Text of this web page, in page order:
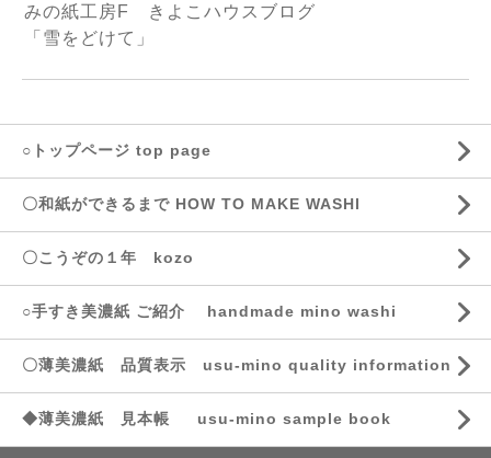
みの紙工房F きよこハウスブログ
「雪をどけて」
○トップページ top page
〇和紙ができるまで HOW TO MAKE WASHI
〇こうぞの１年 kozo
○手すき美濃紙 ご紹介 handmade mino washi
〇薄美濃紙 品質表示 usu-mino quality information
◆薄美濃紙 見本帳 usu-mino sample book